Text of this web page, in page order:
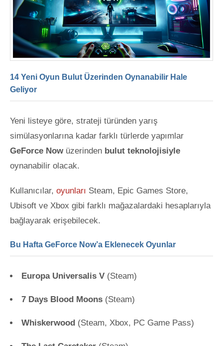
14 Yeni Oyun Bulut Üzerinden Oynanabilir Hale
Geliyor
Yeni listeye göre, strateji türünden yarış
simülasyonlarına kadar farklı türlerde yapımlar
GeForce Now üzerinden bulut teknolojisiyle
oynanabilir olacak.
Kullanıcılar, oyunları Steam, Epic Games Store,
Ubisoft ve Xbox gibi farklı mağazalardaki hesaplarıyla
bağlayarak erişebilecek.
Bu Hafta GeForce Now’a Eklenecek Oyunlar
Europa Universalis V (Steam)
7 Days Blood Moons (Steam)
Whiskerwood (Steam, Xbox, PC Game Pass)